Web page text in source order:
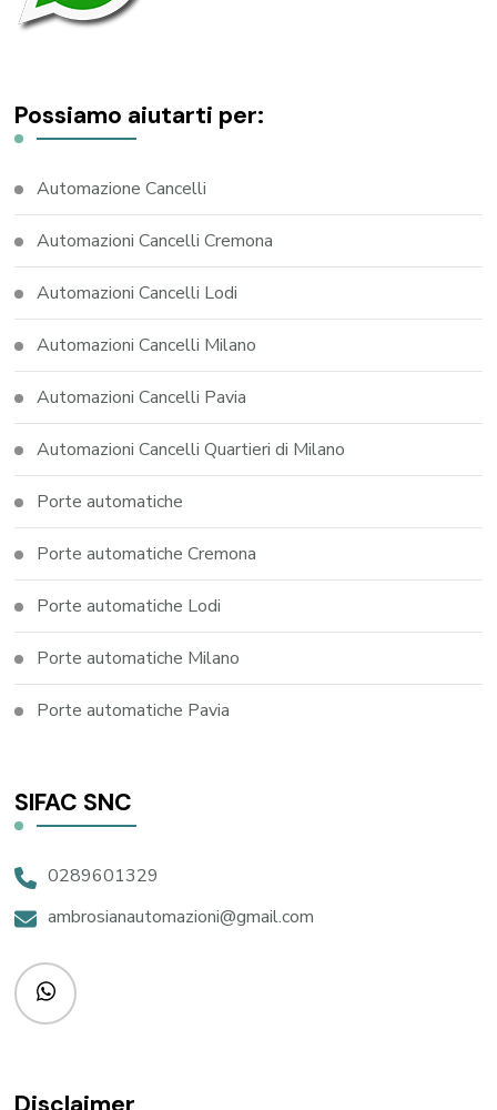
Possiamo aiutarti per:
Automazione Cancelli
Automazioni Cancelli Cremona
Automazioni Cancelli Lodi
Automazioni Cancelli Milano
Automazioni Cancelli Pavia
Automazioni Cancelli Quartieri di Milano
Porte automatiche
Porte automatiche Cremona
Porte automatiche Lodi
Porte automatiche Milano
Porte automatiche Pavia
SIFAC SNC
0289601329
ambrosianautomazioni@gmail.com